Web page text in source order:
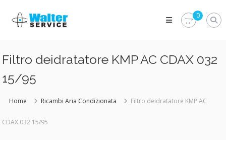
content
Walter
Service
parti
del
veicolo?
Walter
0
Filtro deidratatore KMP AC CDAX 032
15/95
Home Ricambi Aria Condizionata Filtro deidratatore KMP AC
CDAX 032 15/95